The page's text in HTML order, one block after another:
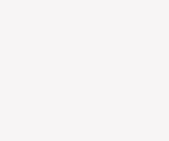
流的业绩。据
亿元，同比增
，增速持续领